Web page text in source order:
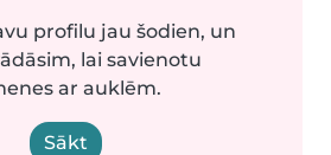
profilu jau šodien, un
lai savienotu
ar auklēm.
Sākt